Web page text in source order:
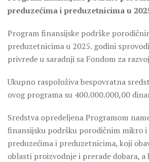
preduzećima i preduzetnicima u
Program finansijske podrške
preduzetnicima u 2025. godini
privrede u saradnji sa Fondom za
Ukupno raspoloživa bespovratna
ovog programa su 400.000.000,00
Sredstva opredeljena Programom
finansijsku podršku porodičnim mikro
preduzećima i preduzetnicima, koji
oblasti proizvodnje i prerade dobara, a